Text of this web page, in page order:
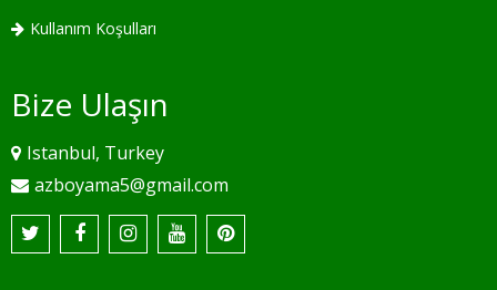
Kullanım Koşulları
Bize Ulaşın
Istanbul, Turkey
azboyama5@gmail.com